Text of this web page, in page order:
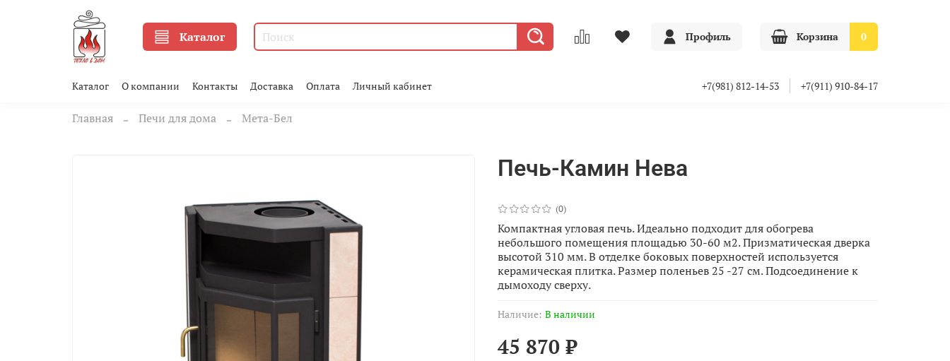
Каталог Профиль Корзина 0
Каталог О компании Контакты Доставка Оплата Личный кабинет +7(981) 812-14-53 +7(911) 910-84-17
Главная Печи для дома Мета-Бел
(0)
Наличие: В наличии
Печь-Камин Нева
45 870 ₽
Компактная угловая печь. Идеально подходит для обогрева
небольшого помещения площадью 30-60 м2. Призматическая дверка
высотой 310 мм. В отделке боковых поверхностей используется
керамическая плитка. Размер поленьев 25 -27 см. Подсоединение к
дымоходу сверху.